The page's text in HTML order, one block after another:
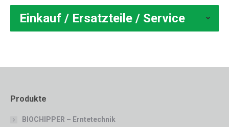
Einkauf / Ersatzteile / Service
Produkte
BIOCHIPPER – Erntetechnik